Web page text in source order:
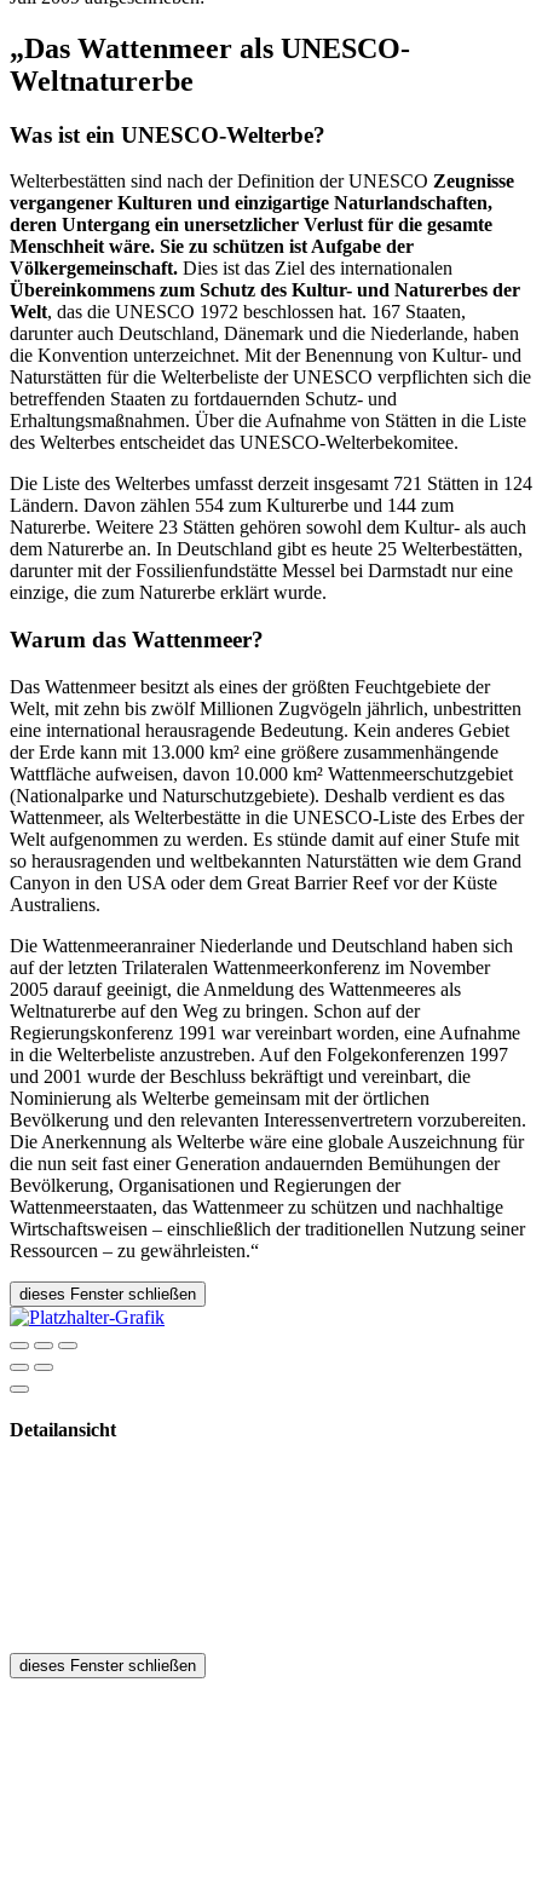
„Das Wattenmeer als UNESCO-
Weltnaturerbe
Was ist ein UNESCO-Welterbe?
Welterbestätten sind nach der Definition der UNESCO Zeugnisse
vergangener Kulturen und einzigartige Naturlandschaften,
deren Untergang ein unersetzlicher Verlust für die gesamte
Menschheit wäre. Sie zu schützen ist Aufgabe der
Völkergemeinschaft. Dies ist das Ziel des internationalen
Übereinkommens zum Schutz des Kultur- und Naturerbes der
Welt, das die UNESCO 1972 beschlossen hat. 167 Staaten,
darunter auch Deutschland, Dänemark und die Niederlande, haben
die Konvention unterzeichnet. Mit der Benennung von Kultur- und
Naturstätten für die Welterbeliste der UNESCO verpflichten sich die
betreffenden Staaten zu fortdauernden Schutz- und
Erhaltungsmaßnahmen. Über die Aufnahme von Stätten in die Liste
des Welterbes entscheidet das UNESCO-Welterbekomitee.
Die Liste des Welterbes umfasst derzeit insgesamt 721 Stätten in 124
Ländern. Davon zählen 554 zum Kulturerbe und 144 zum
Naturerbe. Weitere 23 Stätten gehören sowohl dem Kultur- als auch
dem Naturerbe an. In Deutschland gibt es heute 25 Welterbestätten,
darunter mit der Fossilienfundstätte Messel bei Darmstadt nur eine
einzige, die zum Naturerbe erklärt wurde.
Warum das Wattenmeer?
Das Wattenmeer besitzt als eines der größten Feuchtgebiete der
Welt, mit zehn bis zwölf Millionen Zugvögeln jährlich, unbestritten
eine international herausragende Bedeutung. Kein anderes Gebiet
der Erde kann mit 13.000 km² eine größere zusammenhängende
Wattfläche aufweisen, davon 10.000 km² Wattenmeerschutzgebiet
(Nationalparke und Naturschutzgebiete). Deshalb verdient es das
Wattenmeer, als Welterbestätte in die UNESCO-Liste des Erbes der
Welt aufgenommen zu werden. Es stünde damit auf einer Stufe mit
so herausragenden und weltbekannten Naturstätten wie dem Grand
Canyon in den USA oder dem Great Barrier Reef vor der Küste
Australiens.
Die Wattenmeeranrainer Niederlande und Deutschland haben sich
auf der letzten Trilateralen Wattenmeerkonferenz im November
2005 darauf geeinigt, die Anmeldung des Wattenmeeres als
Weltnaturerbe auf den Weg zu bringen. Schon auf der
Regierungskonferenz 1991 war vereinbart worden, eine Aufnahme
in die Welterbeliste anzustreben. Auf den Folgekonferenzen 1997
und 2001 wurde der Beschluss bekräftigt und vereinbart, die
Nominierung als Welterbe gemeinsam mit der örtlichen
Bevölkerung und den relevanten Interessenvertretern vorzubereiten.
Die Anerkennung als Welterbe wäre eine globale Auszeichnung für
die nun seit fast einer Generation andauernden Bemühungen der
Bevölkerung, Organisationen und Regierungen der
Wattenmeerstaaten, das Wattenmeer zu schützen und nachhaltige
Wirtschaftsweisen – einschließlich der traditionellen Nutzung seiner
Ressourcen – zu gewährleisten.“
dieses Fenster schließen
Detailansicht
dieses Fenster schließen